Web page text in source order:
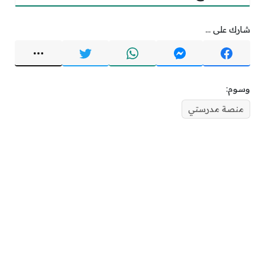
شارك على ...
وسوم:
منصة مدرستي